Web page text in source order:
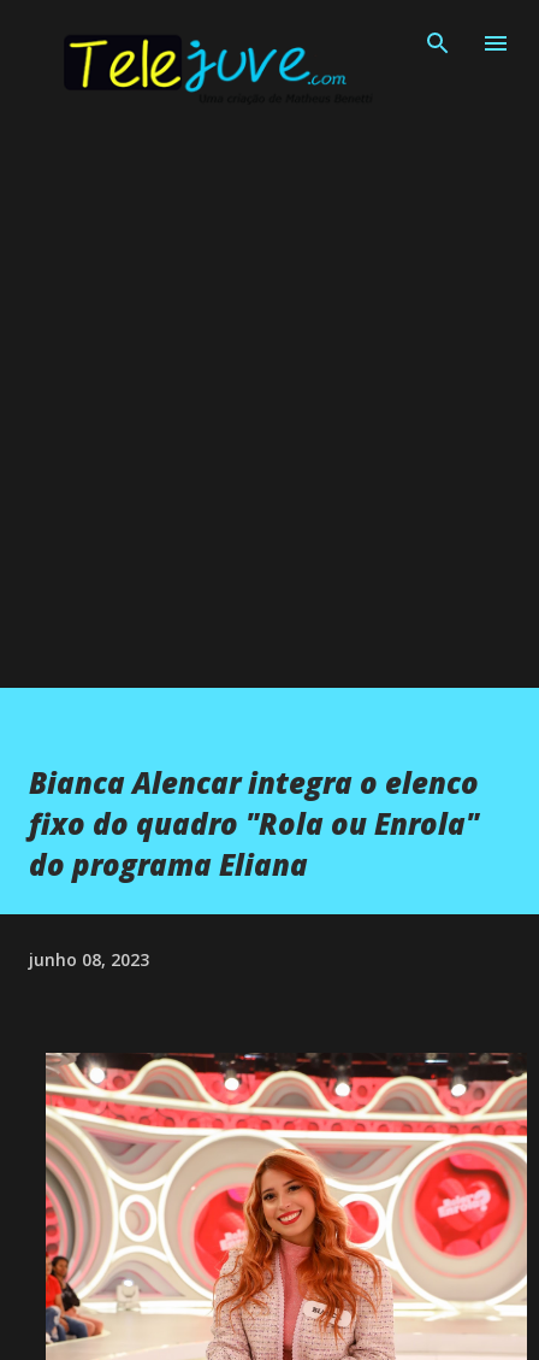
Bianca Alencar integra o elenco
fixo do quadro "Rola ou Enrola"
do programa Eliana
junho 08, 2023